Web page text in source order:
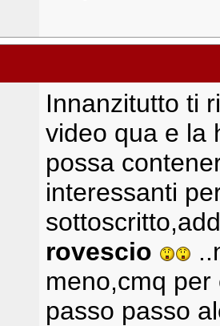
Innanzitutto ti
video qua e la
possa
interessanti
rovescio
meno,cmq
passo passo